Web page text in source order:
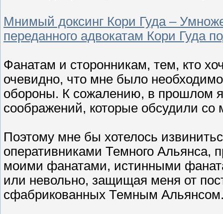
Мнимый доксинг Кори Гуда –
переданного адвокатам Кори Гуда
Фанатам и сторонникам, тем, кто
очевидно, что мне было
обороны. К сожалению, в прошлом я
соображений, которые обсудили
Поэтому мне бы хотелось
оперативниками Темного Альянса,
моими фанатами, истинными
или невольно, защищая меня от
сфабрикованных Темным